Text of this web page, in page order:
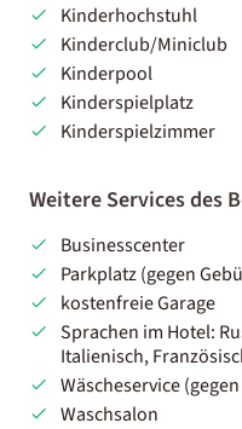
Kinderhochstuhl
Kinderclub/Miniclub
Kinderpool
Kinderspielplatz
Kinderspielzimmer
Weitere Services des
Businesscenter
Parkplatz (gegen
kostenfreie Garage
Sprachen im Hotel:
Italienisch,
Wäscheservice
Waschsalon